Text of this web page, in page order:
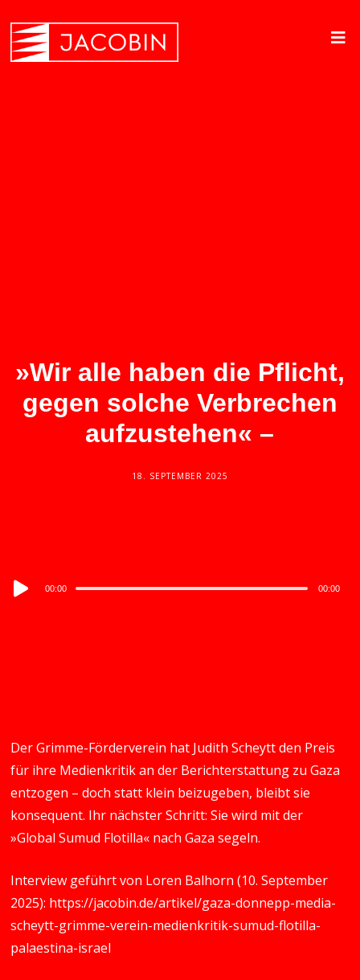
»Wir alle haben die Pflicht,
gegen solche Verbrechen
aufzustehen« –
18. SEPTEMBER 2025
Audio
00:00 00:00
Der Grimme-Förderverein hat Judith Scheytt den Preis
für ihre Medienkritik an der Berichterstattung zu Gaza
entzogen – doch statt klein beizugeben, bleibt sie
konsequent. Ihr nächster Schritt: Sie wird mit der
»Global Sumud Flotilla« nach Gaza segeln.
Interview geführt von Loren Balhorn (10. September
2025): https://jacobin.de/artikel/gaza-donnepp-media-
scheytt-grimme-verein-medienkritik-sumud-flotilla-
palaestina-israel